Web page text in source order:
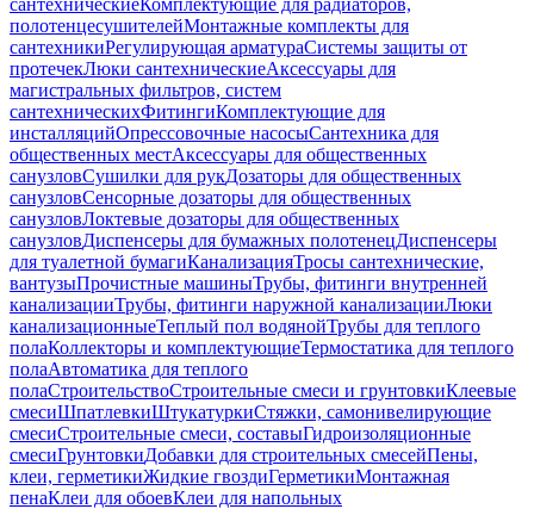
сантехническиеКомплектующие для радиаторов,
полотенцесушителейМонтажные комплекты для
сантехникиРегулирующая арматураСистемы защиты от
протечекЛюки сантехническиеАксессуары для
магистральных фильтров, систем
сантехническихФитингиКомплектующие для
инсталляцийОпрессовочные насосыСантехника для
общественных местАксессуары для общественных
санузловСушилки для рукДозаторы для общественных
санузловСенсорные дозаторы для общественных
санузловЛоктевые дозаторы для общественных
санузловДиспенсеры для бумажных полотенецДиспенсеры
для туалетной бумагиКанализацияТросы сантехнические,
вантузыПрочистные машиныТрубы, фитинги внутренней
канализацииТрубы, фитинги наружной канализацииЛюки
канализационныеТеплый пол водянойТрубы для теплого
полаКоллекторы и комплектующиеТермостатика для теплого
полаАвтоматика для теплого
полаСтроительствоСтроительные смеси и грунтовкиКлеевые
смесиШпатлевкиШтукатуркиСтяжки, самонивелирующие
смесиСтроительные смеси, составыГидроизоляционные
смесиГрунтовкиДобавки для строительных смесейПены,
клеи, герметикиЖидкие гвоздиГерметикиМонтажная
пенаКлеи для обоевКлеи для напольных